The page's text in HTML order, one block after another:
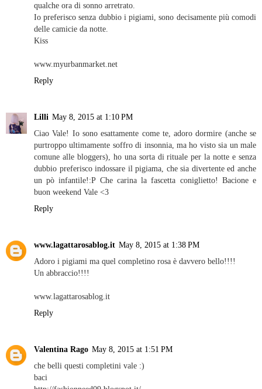
qualche ora di sonno arretrato.
Io preferisco senza dubbio i pigiami, sono decisamente più comodi
delle camicie da notte.
Kiss
www.myurbanmarket.net
Reply
Lilli May 8, 2015 at 1:10 PM
Ciao Vale! Io sono esattamente come te, adoro dormire (anche se
purtroppo ultimamente soffro di insonnia, ma ho visto sia un male
comune alle bloggers), ho una sorta di rituale per la notte e senza
dubbio preferisco indossare il pigiama, che sia divertente ed anche
un pò infantile!:P Che carina la fascetta coniglietto! Bacione e
buon weekend Vale <3
Reply
www.lagattarosablog.it May 8, 2015 at 1:38 PM
Adoro i pigiami ma quel completino rosa è davvero bello!!!!
Un abbraccio!!!!
www.lagattarosablog.it
Reply
Valentina Rago May 8, 2015 at 1:51 PM
che belli questi completini vale :)
baci